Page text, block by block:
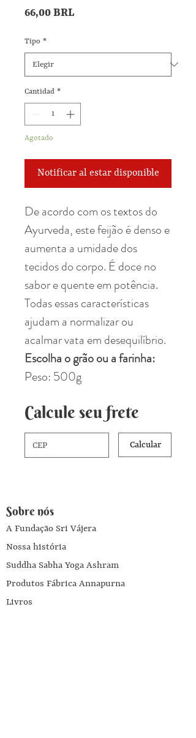
66,00 BRLPrecio
Tipo *
Cantidad *
Agotado
Notificar al estar disponible
De acordo com os textos do
Ayurveda, este feijão é denso e
aumenta a umidade dos
tecidos do corpo. É doce no
sabor e quente em potência.
Todas essas características
ajudam a normalizar ou
acalmar vata em desequilíbrio.
Escolha o grão ou a farinha:
Peso: 500g
Calcule seu frete
Calcular
Sobre nós
A Fundação Sri Vájera
Nossa história
Suddha Sabha Yoga Ashram
Produtos Fábrica Annapurna
Livros